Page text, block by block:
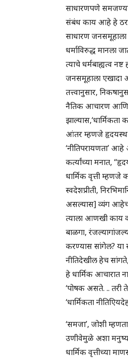
साधारणपणे
संबंध काय आहे हे
साधारण जनसमूहाला
धर्माविरुद्ध मानला
त्याचे धर्मबाह्यत्व
जनसमूहाला एखादा
तत्त्वानुसार,
नैतिक आचारण आणि
झाल्यास,‘धार्मिकता
आंतर म्हणजे हृदयस्थ
‘नीतिपरायणता’
कर्त्यांच्या मनात,
धार्मिक वृत्ती म्हणजे
स्वदेशप्रीती,
असल्यास] व्यंग आहेच
त्याला आणखी काय
बाळगा,
करण्यास सांगेल? या
नीतिदेखील हेच
हे धार्मिक आचारात
‘पोषक असते. ..
‘धार्मिकता
‘समजा’, जोशी
उणीवेमुळे अशा
धार्मिक वृत्तीच्या